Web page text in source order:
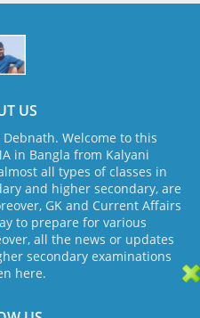
US
Welcome to this
in Bangla from Kalyani
all types of classes in
and higher secondary, are
GK and Current Affairs
to prepare for various
all the news or updates
secondary examinations
here.